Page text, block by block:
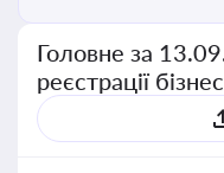
Головне за
реєстрації